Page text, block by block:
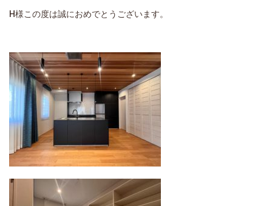
H様この度は誠におめでとうございます。